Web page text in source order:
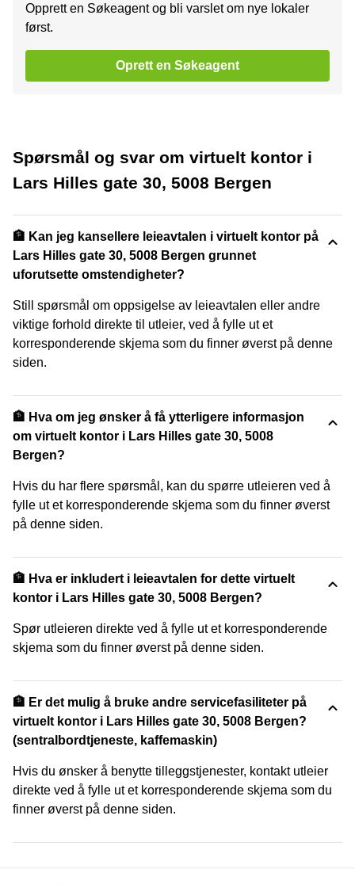
Opprett en Søkeagent og bli varslet om nye lokaler
først.
Oprett en Søkeagent
Spørsmål og svar om virtuelt kontor i
Lars Hilles gate 30, 5008 Bergen
🏦 Kan jeg kansellere leieavtalen i virtuelt kontor på
Lars Hilles gate 30, 5008 Bergen grunnet
uforutsette omstendigheter?
Still spørsmål om oppsigelse av leieavtalen eller andre
viktige forhold direkte til utleier, ved å fylle ut et
korresponderende skjema som du finner øverst på denne
siden.
🏦 Hva om jeg ønsker å få ytterligere informasjon
om virtuelt kontor i Lars Hilles gate 30, 5008
Bergen?
Hvis du har flere spørsmål, kan du spørre utleieren ved å
fylle ut et korresponderende skjema som du finner øverst
på denne siden.
🏦 Hva er inkludert i leieavtalen for dette virtuelt
kontor i Lars Hilles gate 30, 5008 Bergen?
Spør utleieren direkte ved å fylle ut et korresponderende
skjema som du finner øverst på denne siden.
🏦 Er det mulig å bruke andre servicefasiliteter på
virtuelt kontor i Lars Hilles gate 30, 5008 Bergen?
(sentralbordtjeneste, kaffemaskin)
Hvis du ønsker å benytte tilleggstjenester, kontakt utleier
direkte ved å fylle ut et korresponderende skjema som du
finner øverst på denne siden.